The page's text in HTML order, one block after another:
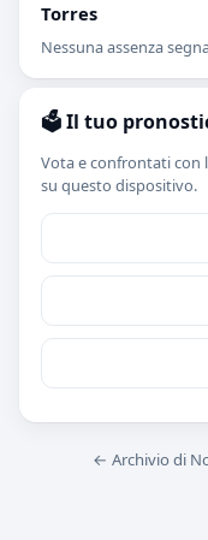
Torres
Nessuna assenza
🗳️ Il tuo
Vota e confrontati con
su questo dispositivo.
← Archivio di